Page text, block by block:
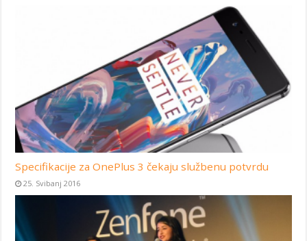
Specifikacije za OnePlus 3 čekaju službenu potvrdu
25. Svibanj 2016